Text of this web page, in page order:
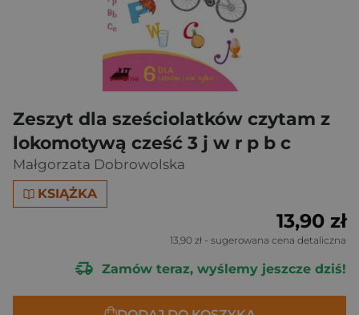
Zeszyt dla sześciolatków czytam z
lokomotywą cześć 3 j w r p b c
Małgorzata Dobrowolska
KSIĄŻKA
13,90 zł
13,90 zł - sugerowana cena detaliczna
Zamów teraz, wyślemy jeszcze dziś!